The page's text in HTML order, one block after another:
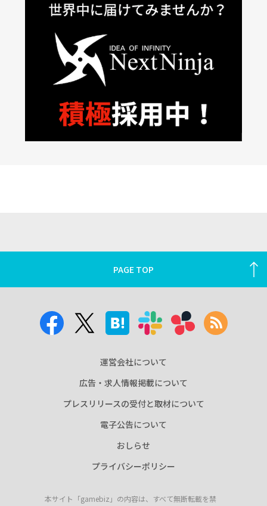
PAGE TOP
運営会社について
広告・求人情報掲載について
プレスリリースの受付と取材について
電子公告について
おしらせ
プライバシーポリシー
本サイト「gamebiz」の内容は、すべて無断転載を禁